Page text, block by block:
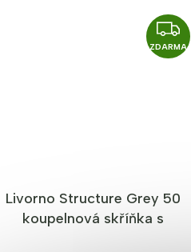
Z
D
ZDARMA
Livorno Structure Grey 50
koupelnová skříňka s